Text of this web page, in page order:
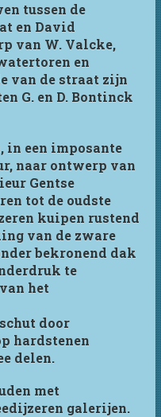
tussen de
en David
van W. Valcke,
en
van de straat zijn
G. en D. Bontinck
in een imposante
naar ontwerp van
Gentse
tot de oudste
kuipen rustend
van de zware
bekronend dak
te
het
door
hardstenen
delen.
met
galerijen.